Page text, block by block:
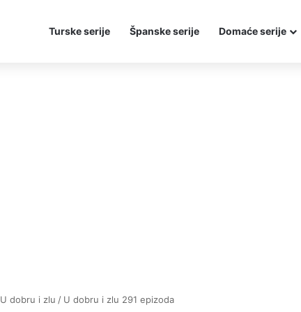
Turske serije Španske serije Domaće serije
U dobru i zlu / U dobru i zlu 291 epizoda